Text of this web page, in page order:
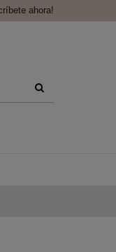
ahora!